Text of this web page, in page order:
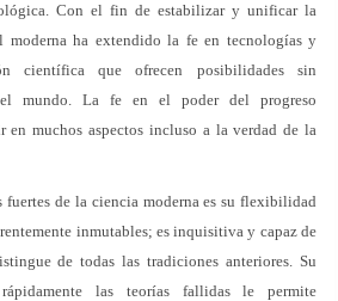
Con el fin de estabilizar y unificar la
moderna ha extendido la fe en tecnologías y
científica que ofrecen posibilidades sin
el mundo. La fe en el poder del progreso
en muchos aspectos incluso a la verdad de la
fuertes de la ciencia moderna es su flexibilidad
inmutables; es inquisitiva y capaz de
de todas las tradiciones anteriores. Su
las teorías fallidas le permite